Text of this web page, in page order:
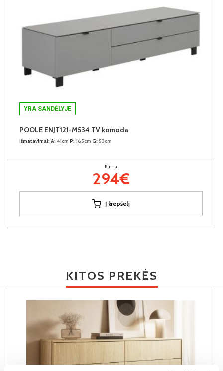
YRA SANDĖLYJE
POOLE ENJT121-M534 TV komoda
Išmatavimai: A: 41cm P: 165cm G: 53cm
Kaina:
294€
Į krepšelį
KITOS PREKĖS